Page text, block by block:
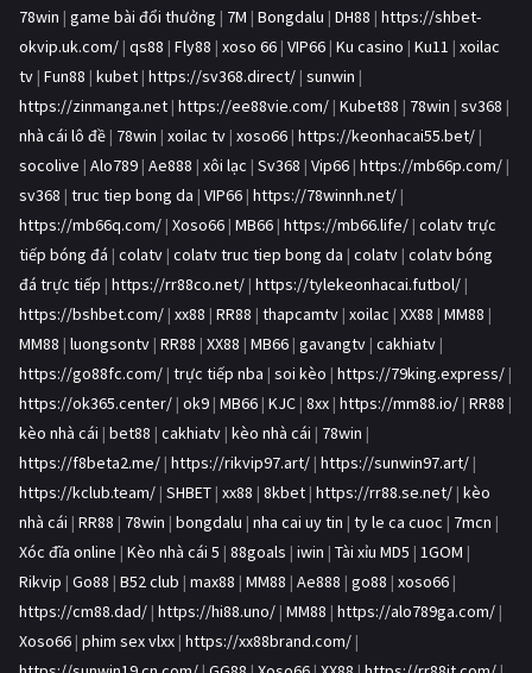
78win | game bài đổi thưởng | 7M | Bongdalu | DH88 | https://shbet-
okvip.uk.com/ | qs88 | Fly88 | xoso 66 | VIP66 | Ku casino | Ku11 | xoilac
tv | Fun88 | kubet | https://sv368.direct/ | sunwin |
https://zinmanga.net | https://ee88vie.com/ | Kubet88 | 78win | sv368 |
nhà cái lô đề | 78win | xoilac tv | xoso66 | https://keonhacai55.bet/ |
socolive | Alo789 | Ae888 | xôi lạc | Sv368 | Vip66 | https://mb66p.com/ |
sv368 | truc tiep bong da | VIP66 | https://78winnh.net/ |
https://mb66q.com/ | Xoso66 | MB66 | https://mb66.life/ | colatv trực
tiếp bóng đá | colatv | colatv truc tiep bong da | colatv | colatv bóng
đá trực tiếp | https://rr88co.net/ | https://tylekeonhacai.futbol/ |
https://bshbet.com/ | xx88 | RR88 | thapcamtv | xoilac | XX88 | MM88 |
MM88 | luongsontv | RR88 | XX88 | MB66 | gavangtv | cakhiatv |
https://go88fc.com/ | trực tiếp nba | soi kèo | https://79king.express/ |
https://ok365.center/ | ok9 | MB66 | KJC | 8xx | https://mm88.io/ | RR88 |
kèo nhà cái | bet88 | cakhiatv | kèo nhà cái | 78win |
https://f8beta2.me/ | https://rikvip97.art/ | https://sunwin97.art/ |
https://kclub.team/ | SHBET | xx88 | 8kbet | https://rr88.se.net/ | kèo
nhà cái | RR88 | 78win | bongdalu | nha cai uy tin | ty le ca cuoc | 7mcn |
Xóc đĩa online | Kèo nhà cái 5 | 88goals | iwin | Tài xỉu MD5 | 1GOM |
Rikvip | Go88 | B52 club | max88 | MM88 | Ae888 | go88 | xoso66 |
https://cm88.dad/ | https://hi88.uno/ | MM88 | https://alo789ga.com/ |
Xoso66 | phim sex vlxx | https://xx88brand.com/ |